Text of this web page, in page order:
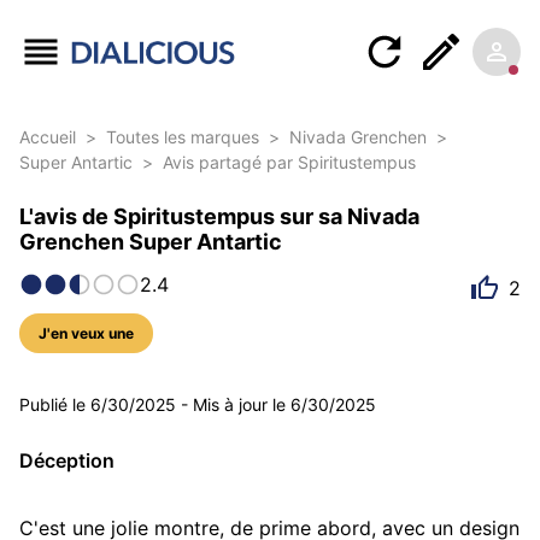
Accueil > Toutes les marques > Nivada Grenchen >
Super Antartic > Avis partagé par Spiritustempus
L'avis de Spiritustempus sur sa Nivada
Grenchen Super Antartic
2.4
J'en veux une
2
5 photos
Publié le 6/30/2025 - Mis à jour le 6/30/2025
Déception
C'est une jolie montre, de prime abord, avec un design